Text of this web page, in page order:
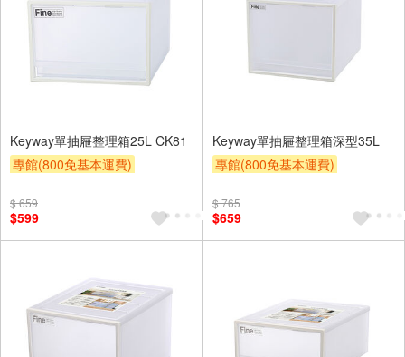
Keyway單抽屜整理箱25L CK81
專館(800免基本運費)
贈$200
$ 659
$599
Keyway單抽屜整理箱深型35L
專館(800免基本運費)
贈$200
$ 765
$659